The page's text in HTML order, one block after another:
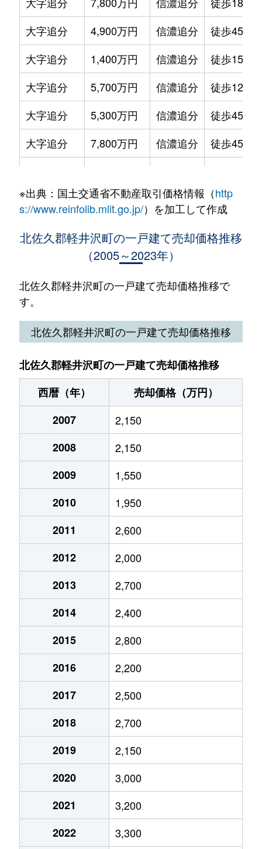
大字追分
4,900万円 信濃追分
徒歩45分
大字追分
1,400万円 信濃追分
徒歩15分
大字追分
5,700万円 信濃追分
徒歩12分
大字追分
5,300万円 信濃追分
徒歩45分
大字追分
7,800万円 信濃追分
徒歩45分
大字追分
1,000万円 信濃追分
徒歩25分
1,400万円 信濃追分
大字追分
7,400万円 信濃追分
徒歩45分
大字追分
大字軽井沢
400万円 軽井沢
徒歩45分
大字軽井沢
3,300万円 軽井沢
徒歩45分
大字軽井沢
4,100万円 軽井沢
徒歩18分
大字軽井沢
13,000万円
大字軽井沢
6,500万円
大字軽井沢
2,500万円
大字軽井沢
4,500万円
大字軽井沢
21,000万円
大字軽井沢
10,000万円
大字軽井沢
2,700万円
大字軽井沢
3,400万円
大字軽井沢
3,900万円
大字軽井沢
120万円
大字軽井沢
2,000万円 軽井沢
徒歩8分
大字軽井沢
12,000万円 軽井沢
徒歩16分
大字軽井沢
35,000万円 軽井沢
徒歩45分
大字軽井沢
7,000円 軽井沢
徒歩45分
大字軽井沢
8,000万円 軽井沢
徒歩28分
大字軽井沢
9,000万円 軽井沢 徒歩20分
※出典：国土交通省不動産取引価格情報（http
s://www.reinfolib.mlit.go.jp/）を加工して作成
北佐久郡軽井沢町の一戸建て売却価格推移
（2005～2023年）
北佐久郡軽井沢町の一戸建て売却価格推移で
す。
北佐久郡軽井沢町の一戸建て売却価格推移
北佐久郡軽井沢町の一戸建て売却価格推移
西暦（年）
売却価格（万円）
2007
2,150
2008
2,150
2009
1,550
2010
1,950
2011
2,600
2012
2,000
2013
2,700
2014
2,400
2015
2,800
2016
2,200
2017
2,500
2018
2,700
2019
2,150
2020
3,000
2021
3,200
2022
3,300